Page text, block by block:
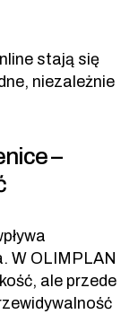
stają się
niezależnie
–
W OLIMPLAN
ale przede